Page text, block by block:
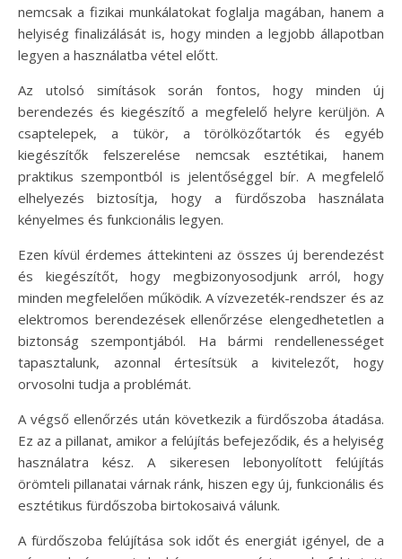
nemcsak a fizikai munkálatokat foglalja magában, hanem a
helyiség finalizálását is, hogy minden a legjobb állapotban
legyen a használatba vétel előtt.
Az utolsó simítások során fontos, hogy minden új
berendezés és kiegészítő a megfelelő helyre kerüljön. A
csaptelepek, a tükör, a törölközőtartók és egyéb
kiegészítők felszerelése nemcsak esztétikai, hanem
praktikus szempontból is jelentőséggel bír. A megfelelő
elhelyezés biztosítja, hogy a fürdőszoba használata
kényelmes és funkcionális legyen.
Ezen kívül érdemes áttekinteni az összes új berendezést
és kiegészítőt, hogy megbizonyosodjunk arról, hogy
minden megfelelően működik. A vízvezeték-rendszer és az
elektromos berendezések ellenőrzése elengedhetetlen a
biztonság szempontjából. Ha bármi rendellenességet
tapasztalunk, azonnal értesítsük a kivitelezőt, hogy
orvosolni tudja a problémát.
A végső ellenőrzés után következik a fürdőszoba átadása.
Ez az a pillanat, amikor a felújítás befejeződik, és a helyiség
használatra kész. A sikeresen lebonyolított felújítás
örömteli pillanatai várnak ránk, hiszen egy új, funkcionális és
esztétikus fürdőszoba birtokosaivá válunk.
A fürdőszoba felújítása sok időt és energiát igényel, de a